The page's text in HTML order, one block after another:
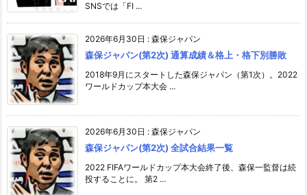
SNSでは「FI ...
2026年6月30日 : 森保ジャパン
森保ジャパン(第2次) 通算成績＆格上・格下別勝敗
2018年9月にスタートした森保ジャパン（第1次）。2022
ワールドカップ本大会 ...
2026年6月30日 : 森保ジャパン
森保ジャパン(第2次) 全試合結果一覧
2022 FIFAワールドカップ本大会終了後、森保一監督は続
投することに。 第2 ...